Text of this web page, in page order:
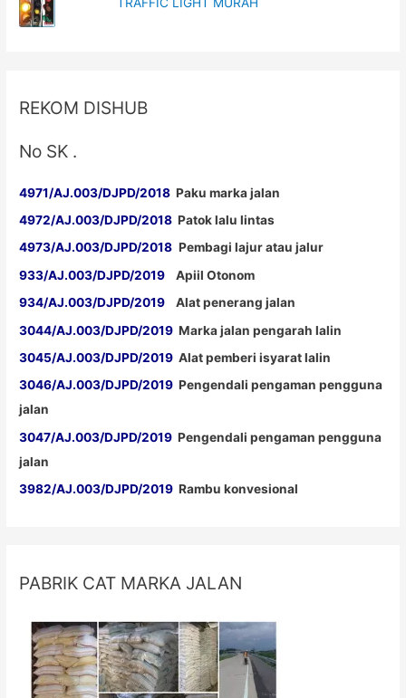
REKOM DISHUB
No SK .
4971/AJ.003/DJPD/2018 Paku marka jalan
4972/AJ.003/DJPD/2018 Patok lalu lintas
4973/AJ.003/DJPD/2018 Pembagi lajur atau jalur
933/AJ.003/DJPD/2019 Apiil Otonom
934/AJ.003/DJPD/2019 Alat penerang jalan
3044/AJ.003/DJPD/2019 Marka jalan pengarah lalin
3045/AJ.003/DJPD/2019 Alat pemberi isyarat lalin
3046/AJ.003/DJPD/2019 Pengendali pengaman pengguna
jalan
3047/AJ.003/DJPD/2019 Pengendali pengaman pengguna
jalan
3982/AJ.003/DJPD/2019 Rambu konvesional
PABRIK CAT MARKA JALAN